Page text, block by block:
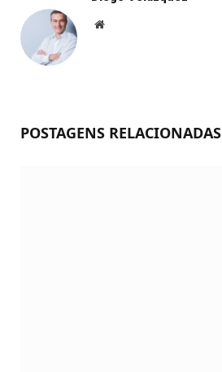
Website
POSTAGENS RELACIONADAS